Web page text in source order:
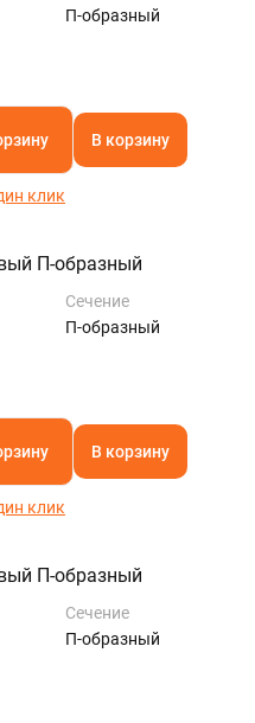
П-образный
В корзину
клик
П-образный
Сечение
П-образный
В корзину
клик
П-образный
Сечение
П-образный